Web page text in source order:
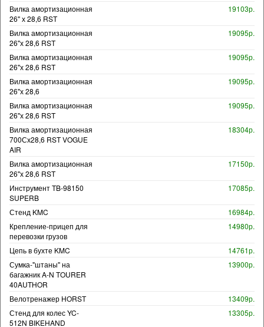
Вилка амортизационная
26" х 28,6 RST
19103р.
Вилка амортизационная
26"х 28,6 RST
19095р.
Вилка амортизационная
26"х 28,6 RST
19095р.
Вилка амортизационная
26"х 28,6
19095р.
Вилка амортизационная
26"х 28,6 RST
19095р.
Вилка амортизационная
700Сх28,6 RST VOGUE
AIR
18304р.
Вилка амортизационная
26"х 28,6 RST
17150р.
Инструмент TB-98150
SUPERB
17085р.
Стенд KMC
16984р.
Крепление-прицеп для
перевозки грузов
14980р.
Цепь в бухте KMC
14761р.
Сумка-"штаны" на
багажник A-N TOURER
40AUTHOR
13900р.
Велотренажер HORST
13409р.
Стенд для колес YC-
512N BIKEHAND
13305р.